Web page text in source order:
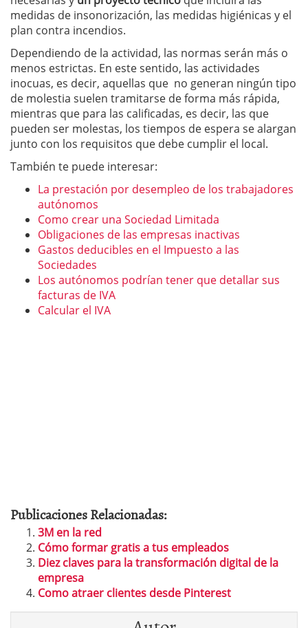
medidas de insonorización, las medidas higiénicas y el
plan contra incendios.
Dependiendo de la actividad, las normas serán más o
menos estrictas. En este sentido, las actividades
inocuas, es decir, aquellas que no generan ningún tipo
de molestia suelen tramitarse de forma más rápida,
mientras que para las calificadas, es decir, las que
pueden ser molestas, los tiempos de espera se alargan
junto con los requisitos que debe cumplir el local.
También te puede interesar:
La prestación por desempleo de los trabajadores
autónomos
Como crear una Sociedad Limitada
Obligaciones de las empresas inactivas
Gastos deducibles en el Impuesto a las
Sociedades
Los autónomos podrían tener que detallar sus
facturas de IVA
Calcular el IVA
Publicaciones Relacionadas:
3M en la red
Cómo formar gratis a tus empleados
Diez claves para la transformación digital de la
empresa
Como atraer clientes desde Pinterest